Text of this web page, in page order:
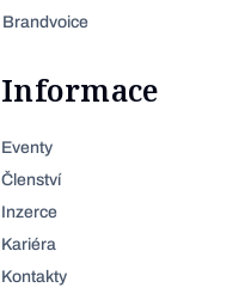
Brandvoice
Informace
Eventy
Členství
Inzerce
Kariéra
Kontakty